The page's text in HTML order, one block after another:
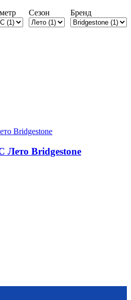
Сезон Бренд
Лето Bridgestone